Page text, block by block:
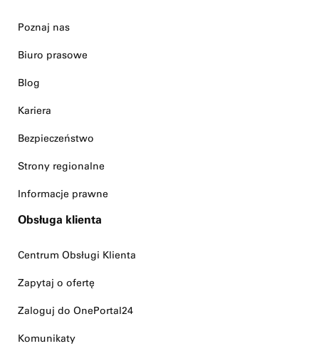
Poznaj nas
Biuro prasowe
Blog
Kariera
Bezpieczeństwo
Strony regionalne
Informacje prawne
Obsługa klienta
Centrum Obsługi Klienta
Zapytaj o ofertę
Zaloguj do OnePortal24
Komunikaty